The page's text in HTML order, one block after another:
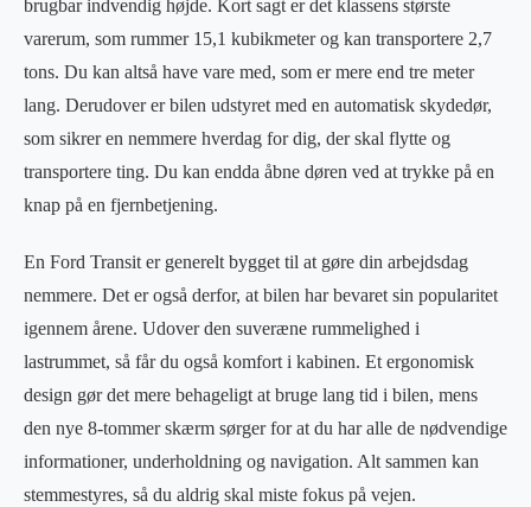
brugbar indvendig højde. Kort sagt er det klassens største
varerum, som rummer 15,1 kubikmeter og kan transportere 2,7
tons. Du kan altså have vare med, som er mere end tre meter
lang. Derudover er bilen udstyret med en automatisk skydedør,
som sikrer en nemmere hverdag for dig, der skal flytte og
transportere ting. Du kan endda åbne døren ved at trykke på en
knap på en fjernbetjening.
En Ford Transit er generelt bygget til at gøre din arbejdsdag
nemmere. Det er også derfor, at bilen har bevaret sin popularitet
igennem årene. Udover den suveræne rummelighed i
lastrummet, så får du også komfort i kabinen. Et ergonomisk
design gør det mere behageligt at bruge lang tid i bilen, mens
den nye 8-tommer skærm sørger for at du har alle de nødvendige
informationer, underholdning og navigation. Alt sammen kan
stemmestyres, så du aldrig skal miste fokus på vejen.